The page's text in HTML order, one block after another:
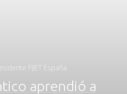
FIJET España
aprendió a